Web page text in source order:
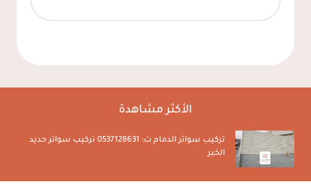
الأكثر مشاهدة
تركيب سواتر الدمام ت: 0537128631 تركيب سواتر حديد
الخبر